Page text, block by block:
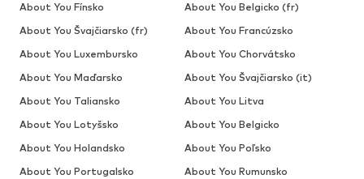
About You Fínsko
About You Belgicko (fr)
About You Švajčiarsko (fr)
About You Francúzsko
About You Luxembursko
About You Chorvátsko
About You Maďarsko
About You Švajčiarsko (it)
About You Taliansko
About You Litva
About You Lotyšsko
About You Belgicko
About You Holandsko
About You Poľsko
About You Portugalsko
About You Rumunsko